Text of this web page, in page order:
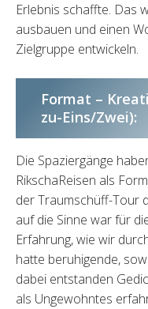
Erlebnis schaffte. Das
ausbauen und einen
Zielgruppe entwickeln.
Format –
zu-Eins/Zwei):
Die Spaziergänge
RikschaReisen als
der Traumschüff-Tour
auf die Sinne war für
Erfahrung, wie wir
hatte beruhigende,
dabei entstanden
als Ungewohntes